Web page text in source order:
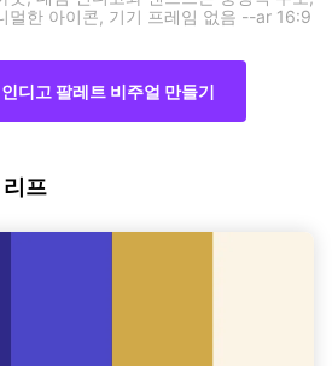
멀한 아이콘, 기기 프레임 없음 --ar 16:9
디고 팔레트 비주얼 만들기
프